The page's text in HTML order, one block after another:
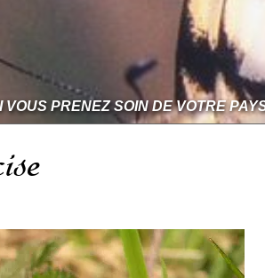
VOUS PRENEZ SOIN DE VOTRE